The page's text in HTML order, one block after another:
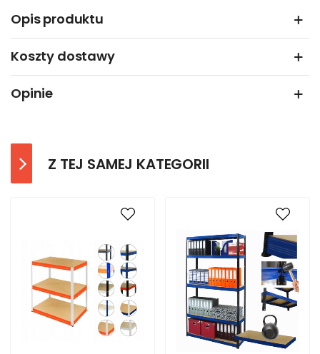
Opis produktu
Koszty dostawy
Opinie
Z TEJ SAMEJ KATEGORII